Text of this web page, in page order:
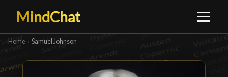
MindChat
Home › Samuel Johnson